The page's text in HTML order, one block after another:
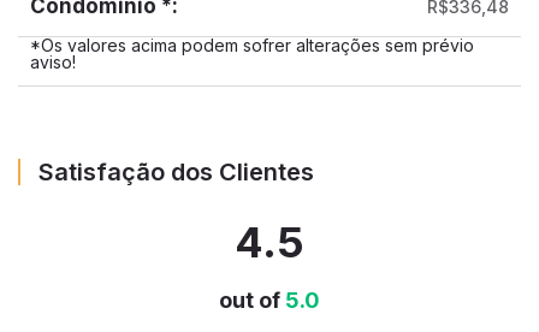
Condominio *:
R$336,48
*Os valores acima podem sofrer alterações sem prévio
aviso!
Satisfação dos Clientes
4.5
out of 5.0